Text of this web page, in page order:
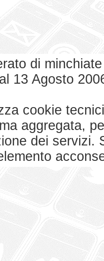
di
13 Agosto
cookie
aggregata,
dei servizi.